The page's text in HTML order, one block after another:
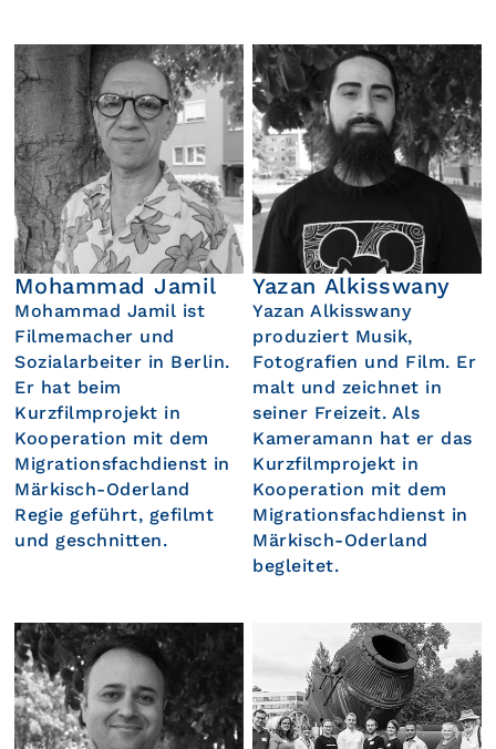
Mohammad Jamil
Mohammad Jamil ist
Filmemacher und
Sozialarbeiter in Berlin.
Er hat beim
Kurzfilmprojekt in
Kooperation mit dem
Migrationsfachdienst in
Märkisch-Oderland
Regie geführt, gefilmt
und geschnitten.
Yazan Alkisswany
Yazan Alkisswany
produziert Musik,
Fotografien und Film. Er
malt und zeichnet in
seiner Freizeit. Als
Kameramann hat er das
Kurzfilmprojekt in
Kooperation mit dem
Migrationsfachdienst in
Märkisch-Oderland
begleitet.